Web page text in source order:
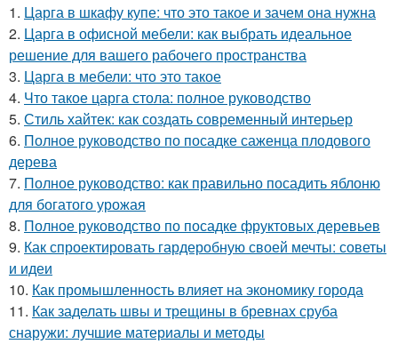
1. Царга в шкафу купе: что это такое и зачем она нужна
2. Царга в офисной мебели: как выбрать идеальное
решение для вашего рабочего пространства
3. Царга в мебели: что это такое
4. Что такое царга стола: полное руководство
5. Стиль хайтек: как создать современный интерьер
6. Полное руководство по посадке саженца плодового
дерева
7. Полное руководство: как правильно посадить яблоню
для богатого урожая
8. Полное руководство по посадке фруктовых деревьев
9. Как спроектировать гардеробную своей мечты: советы
и идеи
10. Как промышленность влияет на экономику города
11. Как заделать швы и трещины в бревнах сруба
снаружи: лучшие материалы и методы